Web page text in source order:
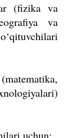
(fizika va
va
uchun;